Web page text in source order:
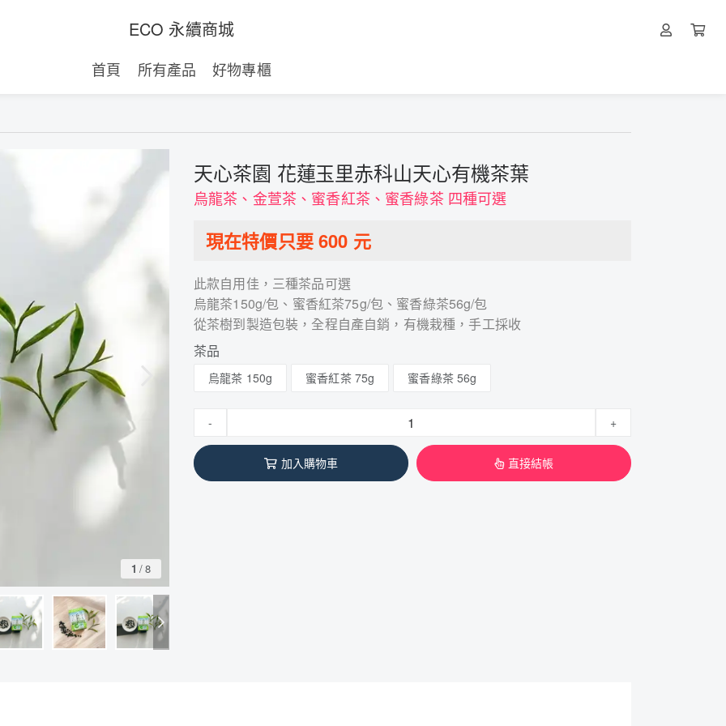
ECO 永續商城
首頁 所有產品 好物專櫃
1 /8
天心茶園 花蓮玉里赤科山天心有機茶葉
烏龍茶、金萱茶、蜜香紅茶、蜜香綠茶 四種可選
現在特價只要600 元
此款自用佳，三種茶品可選
烏龍茶150g/包、蜜香紅茶75g/包、蜜香綠茶56g/包
從茶樹到製造包裝，全程自產自銷，有機栽種，手工採收
茶品
烏龍茶 150g 蜜香紅茶 75g 蜜香綠茶 56g
- +
加入購物車 直接結帳